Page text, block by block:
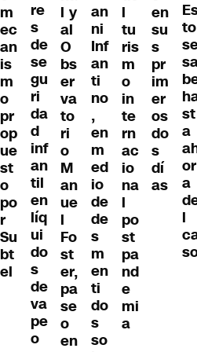
m
ec
an
is
m
o
pr
op
ue
st
o
po
r
Su
bt
el
re
s
de
se
gu
ri
da
d
inf
an
til
en
líq
ui
do
s
de
va
pe
o
l y
al
O
bs
er
va
to
ri
o
M
an
ue
l
Fo
st
er,
pa
se
o
en
an
ni
Inf
an
ti
no
,
en
m
ed
io
de
de
s
m
en
ti
do
s
so
l
tu
ris
m
o
in
te
rn
ac
io
na
l
po
st
pa
nd
e
mi
a
en
su
s
pr
im
er
os
do
s
dí
as
to
st
a
or
a
l